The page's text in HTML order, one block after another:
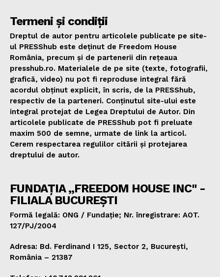
Termeni și condiții
Dreptul de autor pentru articolele publicate pe site-
ul PRESShub este deținut de Freedom House
România, precum și de partenerii din rețeaua
presshub.ro. Materialele de pe site (texte, fotografii,
grafică, video) nu pot fi reproduse integral fără
acordul obținut explicit, în scris, de la PRESShub,
respectiv de la parteneri. Conținutul site-ului este
integral protejat de Legea Dreptului de Autor. Din
articolele publicate de PRESShub pot fi preluate
maxim 500 de semne, urmate de link la articol.
Cerem respectarea regulilor citării și protejarea
dreptului de autor.
FUNDAȚIA „FREEDOM HOUSE INC" -
FILIALA BUCUREȘTI
Formă legală: ONG / Fundație; Nr. înregistrare: AOT.
127/PJ/2004
Adresa: Bd. Ferdinand I 125, Sector 2, București,
România – 21387